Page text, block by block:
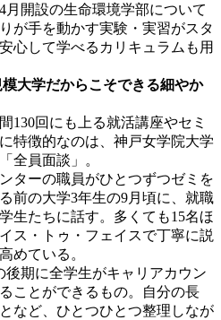
月開設の生命環境学部について
が手を動かす実験・実習がスタ
心して学べるカリキュラムも用
大学だからこそできる細やか
130回にも上る就活講座やセミ
特徴的なのは、神戸女学院大学
全員面談」。
ターの職員がひとつずつゼミを
前の大学3年生の9月頃に
就職
生たちに話す。多くても15名ほ
ス・トゥ・フェイスで丁寧に説
めている。
期に全学生がキャリアカウン
ことができるもの。自分の長
など、ひとつひとつ整理しなが